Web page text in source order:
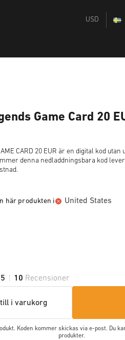
USD
Game Card 20
CARD 20 EUR är en digital kod
denna nedladdningsbara kod
här produkten i
United States
10 Recensioner
till i varukorg
Koden kommer skickas via e-post. Du
produkter.